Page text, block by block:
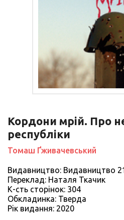
Кордони мрій. Про
республіки
Томаш Ґживачевський
Видавництво: Видавництво
Переклад: Наталя Ткачик
К-сть сторiнок: 304
Обкладинка: Тверда
Рiк видання: 2020